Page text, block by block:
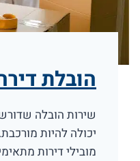
הובלת
שירות הובלה
יכולה להיות
מובילי דירות